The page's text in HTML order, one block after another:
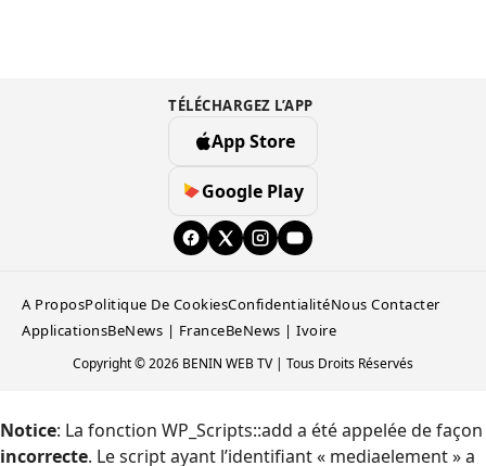
TÉLÉCHARGEZ L’APP
App Store
Google Play
A ProposPolitique De CookiesConfidentialitéNous Contacter
ApplicationsBeNews | FranceBeNews | Ivoire
Copyright © 2026 BENIN WEB TV | Tous Droits Réservés
Notice: La fonction WP_Scripts::add a été appelée de façon
incorrecte. Le script ayant l’identifiant « mediaelement » a